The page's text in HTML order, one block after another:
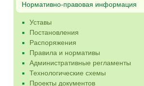
Нормативно-правовая информация
Уставы
Постановления
Распоряжения
Правила и нормативы
Административные регламенты
Технологические схемы
Проекты документов